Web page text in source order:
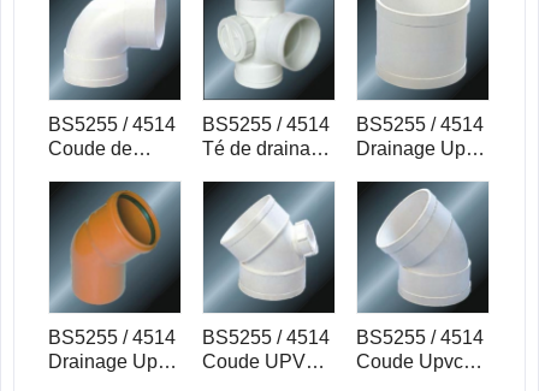
BS5255 / 4514
Coude de
90 ° couleur
grise
BS5255 / 4514
Té de drainage
porte latérale
gris
BS5255 / 4514
Drainage Upvc
Couleur
BS5255 / 4514
Drainage Upvc
BS5255 / 4514
Coude UPVC
BS5255 / 4514
Coude Upvc